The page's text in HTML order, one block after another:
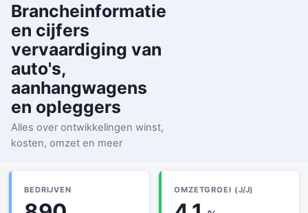
Brancheinformatie
en cijfers
vervaardiging van
auto's,
aanhangwagens
en opleggers
Alles over ontwikkelingen winst,
kosten, omzet en meer
BEDRIJVEN OMZETGROEI (J/J)